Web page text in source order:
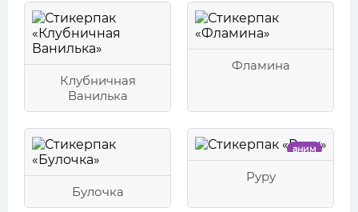
Клубничная
Ванилька
Фламина
Булочка
аним
Руру